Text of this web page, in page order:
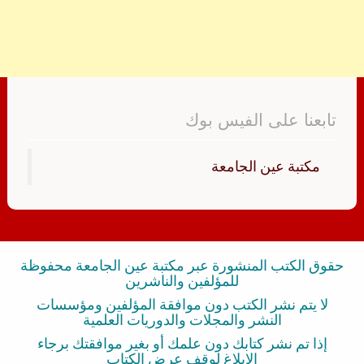
تابعنا على الفيس بوك
‏مكتبة عين الجامعة‏
حقوق الكتب المنشورة عبر مكتبة عين الجامعة محفوظة
للمؤلفين والناشرين
لا يتم نشر الكتب دون موافقة المؤلفين ومؤسسات
النشر والمجلات والدوريات العلمية
إذا تم نشر كتابك دون علمك أو بغير موافقتك برجاء
الإبلاغ لوقف عرض الكتاب